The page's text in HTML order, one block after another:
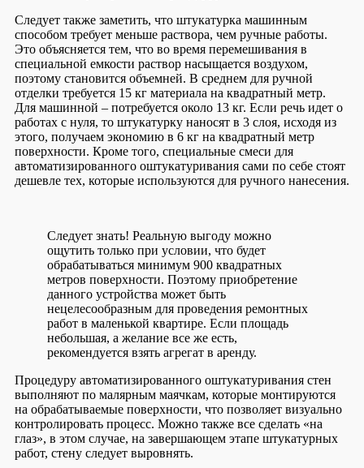
Следует также заметить, что штукатурка машинным
способом требует меньше раствора, чем ручные работы.
Это объясняется тем, что во время перемешивания в
специальной емкости раствор насыщается воздухом,
поэтому становится объемней. В среднем для ручной
отделки требуется 15 кг материала на квадратный метр.
Для машинной – потребуется около 13 кг. Если речь идет о
работах с нуля, то штукатурку наносят в 3 слоя, исходя из
этого, получаем экономию в 6 кг на квадратный метр
поверхности. Кроме того, специальные смеси для
автоматизированного оштукатуривания сами по себе стоят
дешевле тех, которые используются для ручного нанесения.
Следует знать! Реальную выгоду можно
ощутить только при условии, что будет
обрабатываться минимум 900 квадратных
метров поверхности. Поэтому приобретение
данного устройства может быть
нецелесообразным для проведения ремонтных
работ в маленькой квартире. Если площадь
небольшая, а желание все же есть,
рекомендуется взять агрегат в аренду.
Процедуру автоматизированного оштукатуривания стен
выполняют по малярным маячкам, которые монтируются
на обрабатываемые поверхности, что позволяет визуально
контролировать процесс. Можно также все сделать «на
глаз», в этом случае, на завершающем этапе штукатурных
работ, стену следует выровнять.